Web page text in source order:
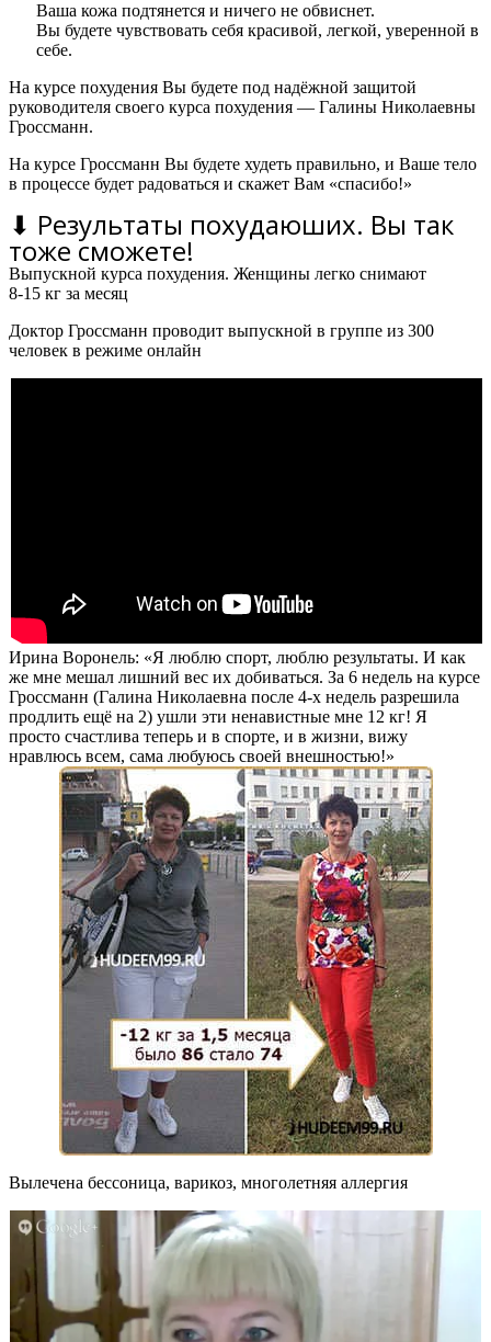
Ваша кожа подтянется и ничего не обвиснет.
Вы будете чувствовать себя красивой, легкой, уверенной в
себе.
На курсе похудения Вы будете под надёжной защитой
руководителя своего курса похудения — Галины Николаевны
Гроссманн.
На курсе Гроссманн Вы будете худеть правильно, и Ваше тело
в процессе будет радоваться и скажет Вам «спасибо!»
⬇ Результаты похудаюших. Вы так
тоже сможете!
Выпускной курса похудения. Женщины легко снимают
8-15 кг за месяц
Доктор Гроссманн проводит выпускной в группе из 300
человек в режиме онлайн
Ирина Воронель: «Я люблю спорт, люблю результаты. И как
же мне мешал лишний вес их добиваться. За 6 недель на курсе
Гроссманн (Галина Николаевна после 4-х недель разрешила
продлить ещё на 2) ушли эти ненавистные мне 12 кг! Я
просто счастлива теперь и в спорте, и в жизни, вижу
нравлюсь всем, сама любуюсь своей внешностью!»
Вылечена бессоница, варикоз, многолетняя аллергия